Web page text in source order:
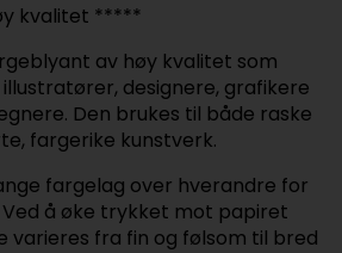
kvalitet *****
av høy kvalitet som
designere, grafikere
Den brukes til både raske
fargerike kunstverk.
fargelag over hverandre for
å øke trykket mot papiret
varieres fra fin og følsom til bred